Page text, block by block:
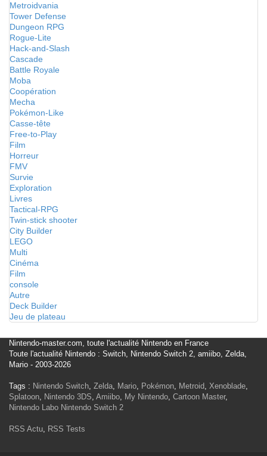
Metroidvania
Tower Defense
Dungeon RPG
Rogue-Lite
Hack-and-Slash
Cascade
Battle Royale
Moba
Coopération
Mecha
Pokémon-Like
Casse-tête
Free-to-Play
Film
Horreur
FMV
Survie
Exploration
Livres
Tactical-RPG
Twin-stick shooter
City Builder
LEGO
Multi
Cinéma
Film
console
Autre
Deck Builder
Jeu de plateau
Nintendo-master.com, toute l'actualité Nintendo en France
Toute l'actualité Nintendo : Switch, Nintendo Switch 2, amiibo, Zelda,
Mario - 2003-2026
Tags : Nintendo Switch, Zelda, Mario, Pokémon, Metroid, Xenoblade,
Splatoon, Nintendo 3DS, Amiibo, My Nintendo, Cartoon Master,
Nintendo Labo Nintendo Switch 2
RSS Actu, RSS Tests